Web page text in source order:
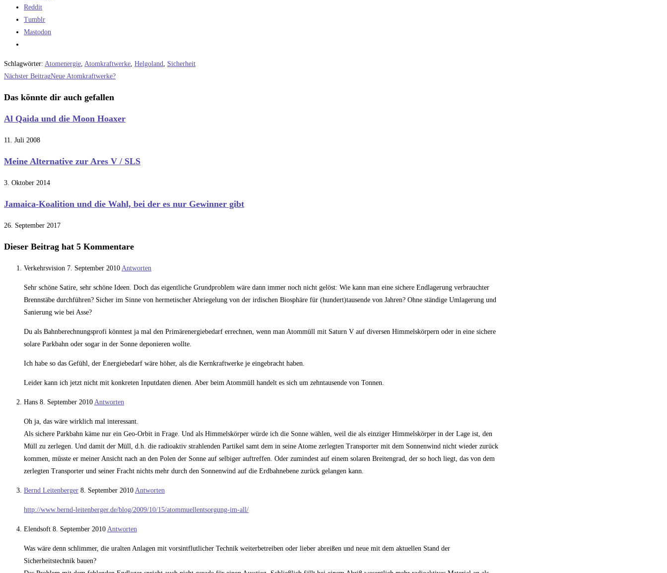
Reddit
Tumblr
Mastodon
Schlagwörter: Atomenergie, Atomkraftwerke, Helgoland, Sicherheit
Weitere
Nächster BeitragNeue Atomkraftwerke?
Das könnte dir auch gefallen
Al Qaida und die Moon Hoaxer
11. Juli 2008
Meine Alternative zur Ares V / SLS
3. Oktober 2014
Jamaica-Koalition und die Wahl, bei der es nur Gewinner gibt
26. September 2017
Dieser Beitrag hat 5 Kommentare
Verkehrsvision 7. September 2010 Antworten
Sehr schöne Satire, sehr schöne Ideen. Doch das eigentliche Grundproblem wäre dann immer noch nicht gelöst: Wie kann man eine sichere Endlagerung verbrauchter
Brennstäbe durchführen? Sicher im Sinne von hermetischer Abriegelung von der irdischen Biosphäre für (hundert)tausende von Jahren? Ohne ständige Umlagerung und
Sanierung wie bei Asse?
Du als Bahnberechnungsprofi könntest ja mal den Primärenergiebedarf errechnen, wenn man Atommüll mit Saturn V auf diversen Himmelskörpern oder in eine sichere
solare Parkbahn oder sogar in der Sonne deponieren wollte.
Ich habe so das Gefühl, der Energiebedarf wäre höher, als die Kernkraftwerke je eingebracht haben.
Leider kann ich jetzt nicht mit konkreten Inputdaten dienen. Aber beim Atommüll handelt es sich um zehntausende von Tonnen.
Hans 8. September 2010 Antworten
Oh ja, das wäre wirklich mal interessant.
Als sichere Parkbahn käme nur ein Geo-Orbit in Frage. Und als Himmelskörper würde ich die Sonne wählen, weil die als einziger Himmelskörper in der Lage ist, den
Müll zu zerlegen. Und damit der Müll, d.h. die radioaktiv strahlenden Partikel samt dem in seine Atome zerlegten Transporter mit dem Sonnenwind nicht wieder zurück
kommen, müsste er meiner Ansicht nach an den Polen der Sonne auf selbiger auftreffen. Oder zumindest auf einem solaren Breitengrad, der so hoch liegt, das von dem
zerlegten Transporter und seiner Fracht nichts mehr durch den Sonnenwind auf die Erdbahnebene zurück gelangen kann.
Bernd Leitenberger 8. September 2010 Antworten
http://www.bernd-leitenberger.de/blog/2009/10/15/atommuellentsorgung-im-all/
Elendsoft 8. September 2010 Antworten
Was wäre denn schlimmer, die uralten Anlagen mit vorsintflutlicher Technik weiterbetreiben oder lieber abreißen und neue mit dem aktuellen Stand der
Sicherheitstechnik bauen?